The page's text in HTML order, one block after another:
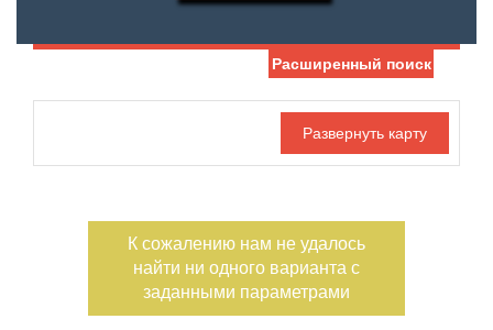
Жилая площадь
—
Площадь кухни
Тип участка
Санузел
Участок, сотки
—
Этажность
Расширенный поиск
К сожалению нам не удалось
найти ни одного варианта с
заданными параметрами